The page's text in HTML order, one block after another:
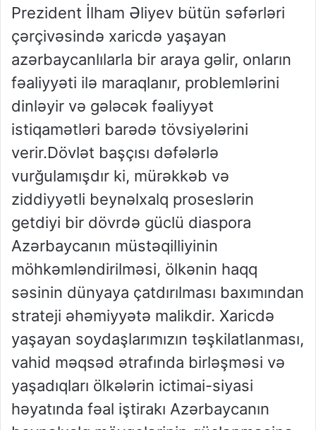
Prezident İlham Əliyev bütün səfərləri
çərçivəsində xaricdə yaşayan
azərbaycanlılarla bir araya gəlir, onların
fəaliyyəti ilə maraqlanır, problemlərini
dinləyir və gələcək fəaliyyət
istiqamətləri barədə tövsiyələrini
verir.Dövlət başçısı dəfələrlə
vurğulamışdır ki, mürəkkəb və
ziddiyyətli beynəlxalq proseslərin
getdiyi bir dövrdə güclü diaspora
Azərbaycanın müstəqilliyinin
möhkəmləndirilməsi, ölkənin haqq
səsinin dünyaya çatdırılması baxımından
strateji əhəmiyyətə malikdir. Xaricdə
yaşayan soydaşlarımızın təşkilatlanması,
vahid məqsəd ətrafında birləşməsi və
yaşadıqları ölkələrin ictimai-siyasi
həyatında fəal iştirakı Azərbaycanın